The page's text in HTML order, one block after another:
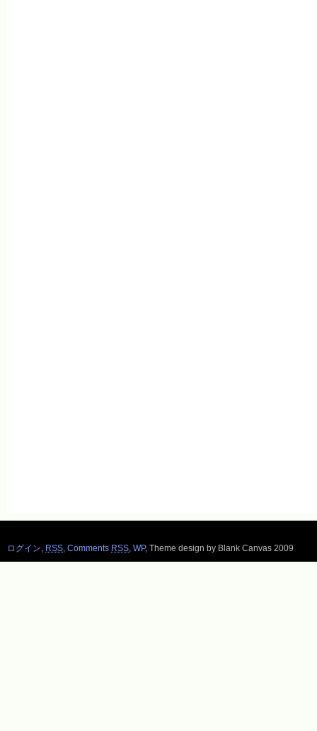
ログイン, RSS, Comments RSS, WP, Theme design by Blank Canvas 2009